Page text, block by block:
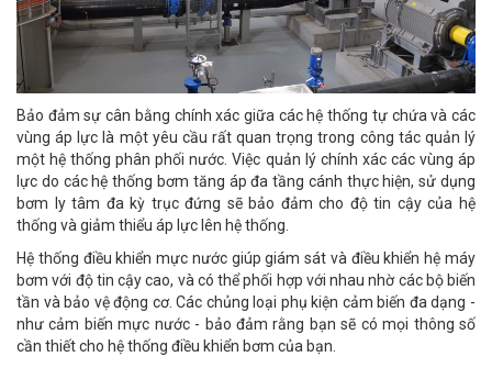
Bảo đảm sự cân bằng chính xác giữa các hệ thống tự chứa và các
vùng áp lực là một yêu cầu rất quan trọng trong công tác quản lý
một hệ thống phân phối nước. Việc quản lý chính xác các vùng áp
lực do các hệ thống bơm tăng áp đa tầng cánh thực hiện, sử dụng
bơm ly tâm đa kỳ trục đứng sẽ bảo đảm cho độ tin cậy của hệ
thống và giảm thiểu áp lực lên hệ thống.
Hệ thống điều khiển mực nước giúp giám sát và điều khiển hệ máy
bơm với độ tin cậy cao, và có thể phối hợp với nhau nhờ các bộ biến
tần và bảo vệ động cơ. Các chủng loại phụ kiện cảm biến đa dạng -
như cảm biến mực nước - bảo đảm rằng bạn sẽ có mọi thông số
cần thiết cho hệ thống điều khiển bơm của bạn.